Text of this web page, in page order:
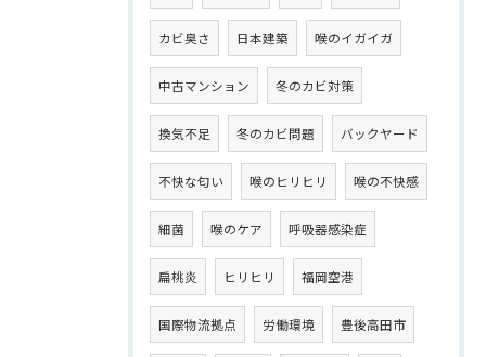
カビ臭さ 日本建築 喉のイガイガ
中古マンション 冬のカビ対策
換気不足 冬のカビ問題 バックヤード
不快な匂い 喉のヒリヒリ 喉の不快感
細菌 喉のケア 呼吸器感染症
扁桃炎 ヒリヒリ 福岡空港
国際物流拠点 労働環境 豊後高田市